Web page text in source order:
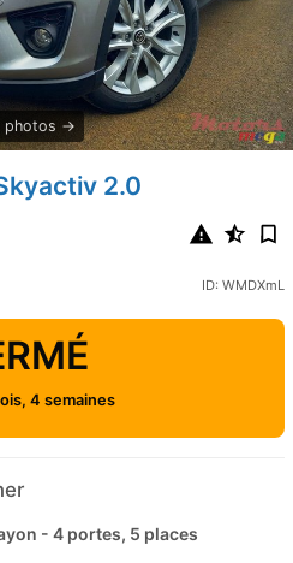
photos
2.0
ID: WMDXmL
4 semaines
- 4 portes, 5 places